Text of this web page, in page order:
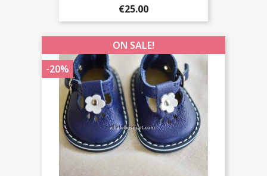
€25.00
ON SALE!
-20%